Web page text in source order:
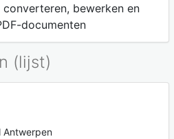
bewerken en
documenten
(lijst)
Antwerpen